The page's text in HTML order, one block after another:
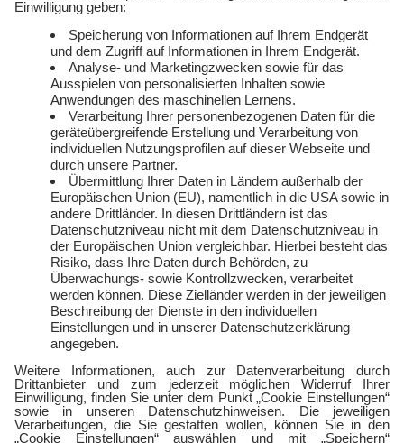
Service
Freund:innen werben
Kündigen
Widerruf
Vertriebspartner:in
werden
Zählerlotto
Balkonkraftwerke mit
Über uns
Auszeichnungen
Presse und Downloads
Jobs
Kontakt
E-Sports
E WIE EINFACH
Geschäftskunden
Gewerbestrom
Gewerbegas